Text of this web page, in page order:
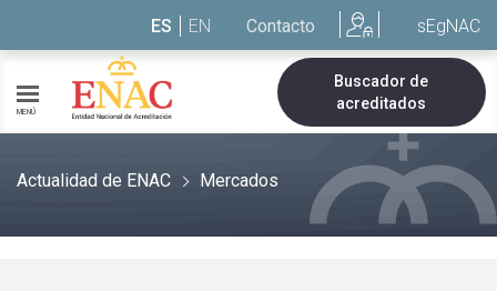
ES EN Contacto sEgNAC
MENÚ
Buscador de
acreditados
Actualidad de ENAC Mercados